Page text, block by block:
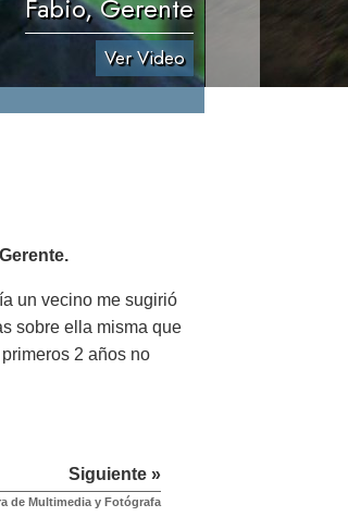
Fabio, Gerente
Ver Video
un vecino me sugirió
sobre ella misma que
2 años no
Siguiente »
de Multimedia y Fotógrafa